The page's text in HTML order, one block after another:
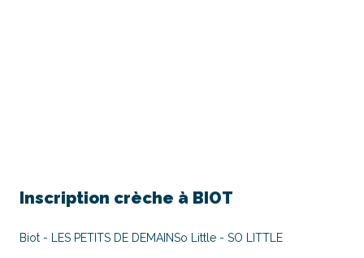
Inscription crèche à BIOT
Biot - LES PETITS DE DEMAINSo Little - SO LITTLE